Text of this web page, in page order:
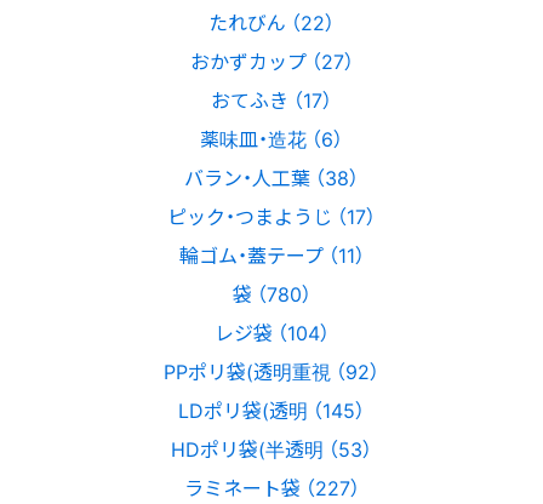
たれびん （22）
おかずカップ （27）
おてふき （17）
薬味皿・造花 （6）
バラン・人工葉 （38）
ピック・つまようじ （17）
輪ゴム・蓋テープ （11）
袋 （780）
レジ袋 （104）
PPポリ袋(透明重視 （92）
LDポリ袋(透明 （145）
HDポリ袋(半透明 （53）
ラミネート袋 （227）